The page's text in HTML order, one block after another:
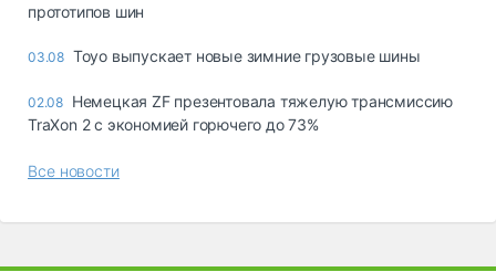
прототипов шин
03.08 Toyo выпускает новые зимние грузовые шины
02.08 Немецкая ZF презентовала тяжелую трансмиссию
TraXon 2 с экономией горючего до 73%
Все новости